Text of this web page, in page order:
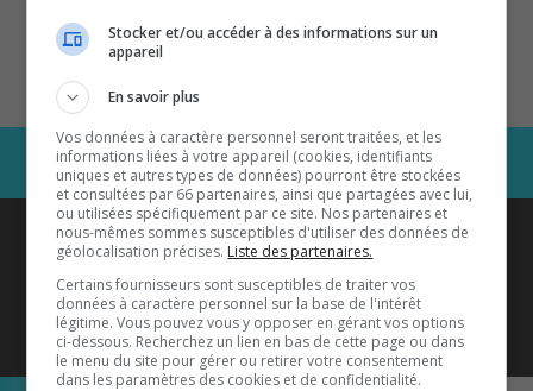
Coyote New Countryest diffusé
également sur1033 HD2
Écoutez-nous aussi sur…
Stocker et/ou accéder à des informations sur un
appareil
En savoir plus
Vos données à caractère personnel seront traitées, et les
informations liées à votre appareil (cookies, identifiants
uniques et autres types de données) pourront être stockées
et consultées par 66 partenaires, ainsi que partagées avec lui,
ou utilisées spécifiquement par ce site. Nos partenaires et
nous-mêmes sommes susceptibles d'utiliser des données de
géolocalisation précises. Liste des partenaires.
Certains fournisseurs sont susceptibles de traiter vos
données à caractère personnel sur la base de l'intérêt
légitime. Vous pouvez vous y opposer en gérant vos options
ci-dessous. Recherchez un lien en bas de cette page ou dans
le menu du site pour gérer ou retirer votre consentement
dans les paramètres des cookies et de confidentialité.